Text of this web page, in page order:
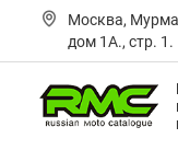
Москва,
дом 1А., стр. 1.